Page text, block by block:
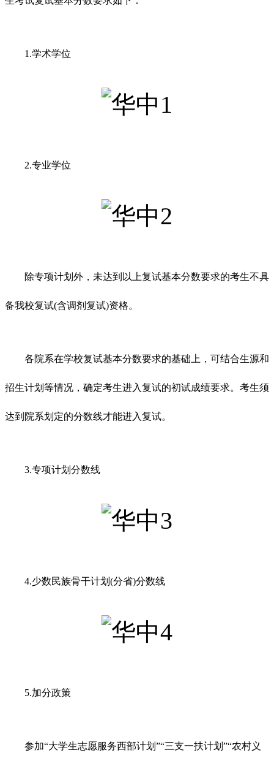
1.学术学位
2.专业学位
除专项计划外，未达到以上复试基本分数要求的考生不具
备我校复试(含调剂复试)资格。
各院系在学校复试基本分数要求的基础上，可结合生源和
招生计划等情况，确定考生进入复试的初试成绩要求。考生须
达到院系划定的分数线才能进入复试。
3.专项计划分数线
4.少数民族骨干计划(分省)分数线
5.加分政策
参加“大学生志愿服务西部计划”“三支一扶计划”“农村义